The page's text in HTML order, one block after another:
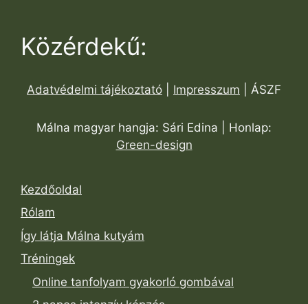
Közérdekű:
Adatvédelmi tájékoztató Impresszum | ÁSZF
Málna magyar hangja: Sári Edina | Honlap:
Green-design
Kezdőoldal
Rólam
Így látja Málna kutyám
Tréningek
Online tanfolyam gyakorló gombával